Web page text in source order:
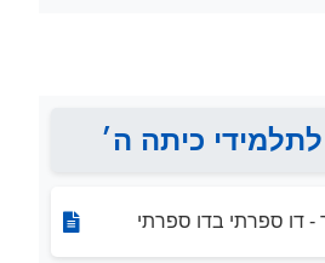
כיתה ה׳
- דו ספרתי בדו ספרתי